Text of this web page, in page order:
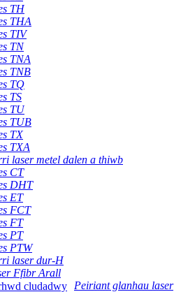
TH
THA
TIV
TN
TNA
TNB
TQ
TS
TU
TUB
TX
TXA
laser metel dalen a thiwb
CT
DHT
ET
FCT
FT
PT
PTW
laser dur-H
Ffibr Arall
Peiriant glanhau laser